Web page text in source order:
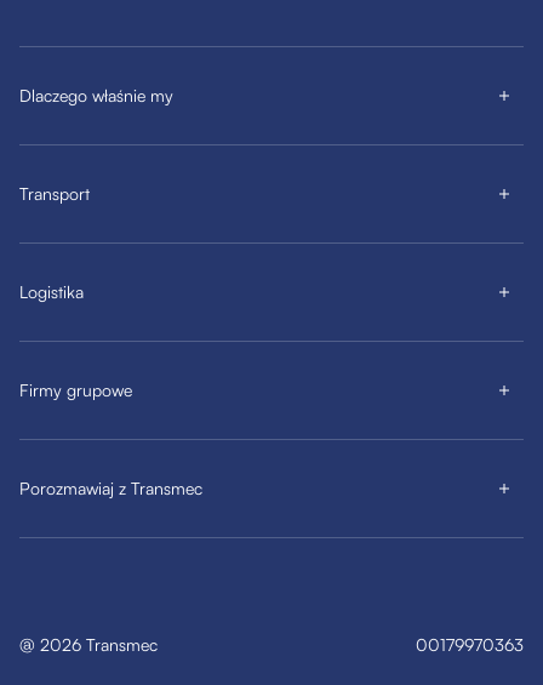
Dlaczego właśnie my
Transport
Logistika
Firmy grupowe
Porozmawiaj z Transmec
@ 2026 Transmec 00179970363